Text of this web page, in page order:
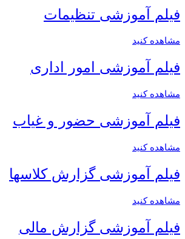
فیلم آموزشی تنظیمات
مشاهده کنید
فیلم آموزشی امور اداری
مشاهده کنید
فیلم آموزشی حضور و غیاب
مشاهده کنید
فیلم آموزشی گزارش کلاسها
مشاهده کنید
فیلم آموزشی گزارش مالی